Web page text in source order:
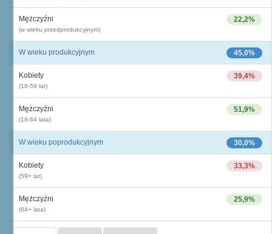
22,2%
Mężczyźni
(w wieku przedprodukcyjnym)
45,0%
W wieku produkcyjnym
39,4%
Kobiety
(18-59 lat)
51,9%
Mężczyźni
(18-64 lata)
30,0%
W wieku poprodukcyjnym
33,3%
Kobiety
(59+ lat)
25,9%
Mężczyźni
(64+ lata)